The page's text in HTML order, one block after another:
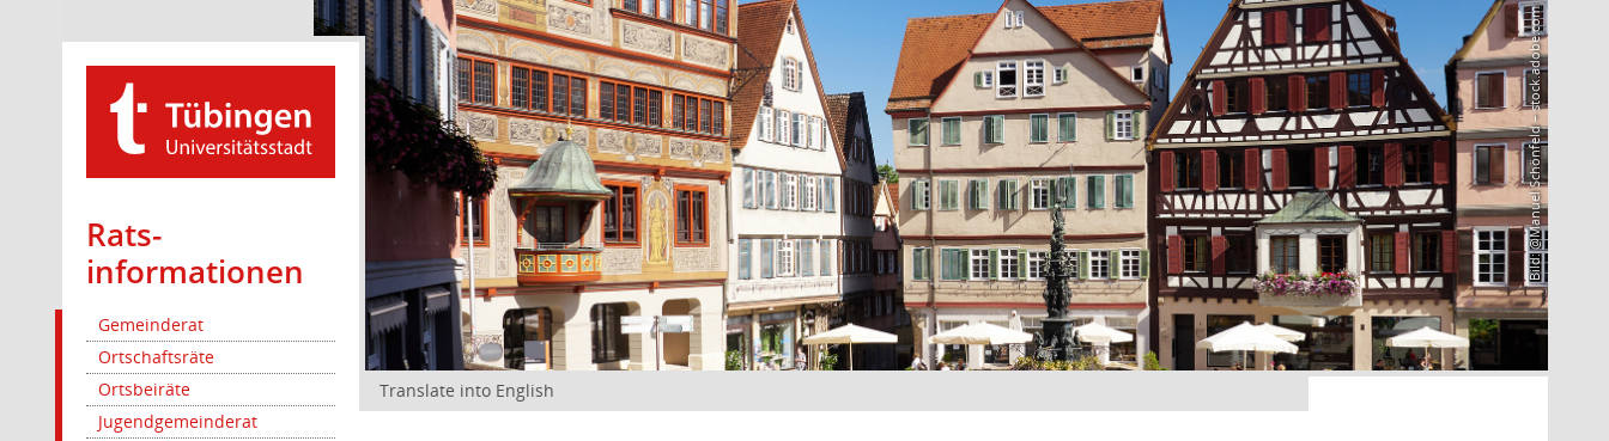
Rats­
informationen
Gemeinderat
Ortschaftsräte
Ortsbeiräte
Jugendgemeinderat
Bild: @Manuel Schönfeld – stock.adobe.com
Translate into English